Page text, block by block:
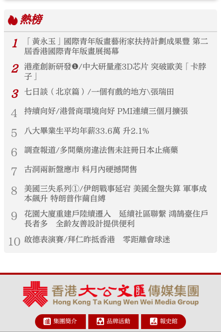
熱榜
1
「黃永玉」國際青年版畫藝術家扶持計劃成果豐 第二
屆香港國際青年版畫展揭幕
2
港產創新研發❶/中大研量產3D芯片 突破歐美「卡脖
子」
3 七日談（北京篇）/一個有戲的地方\張瑞田
4 持續向好/港營商環境向好 PMI連續三個月擴張
5 八大畢業生平均年薪33.6萬 升2.1%
6 調查報道/多間藥房違法售未註冊日本止痛藥
7 古洞兩新盤應市 料月內硬撼開售
8
美國三失系列①/伊朗戰事延宕 美國全盤失算 軍事成
本飆升 特朗普作繭自縛
9
花園大廈重建戶陸續遷入 延續社區聯繫 鴻鵠臺住戶
長者多 全齡友善設計提供便利
10 啟德表演賽/拜仁昨抵香港 零距離會球迷
集團簡介 品牌活動 報史館